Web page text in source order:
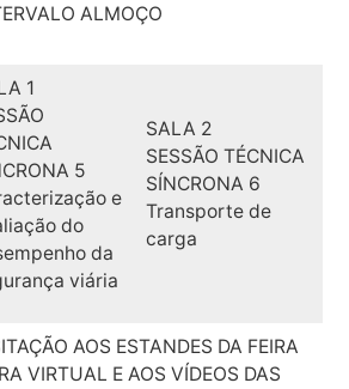
ALMOÇO
1
5
e
do
da
viária
SALA 2
SESSÃO TÉCNICA
SÍNCRONA 6
Transporte de
carga
AOS ESTANDES DA FEIRA
VIRTUAL E AOS VÍDEOS DAS